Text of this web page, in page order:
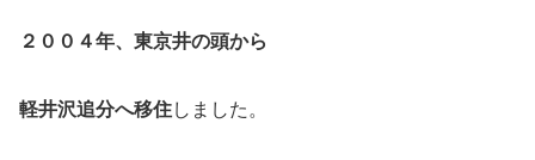
２００４年、東京井の頭から
軽井沢追分へ移住しました。